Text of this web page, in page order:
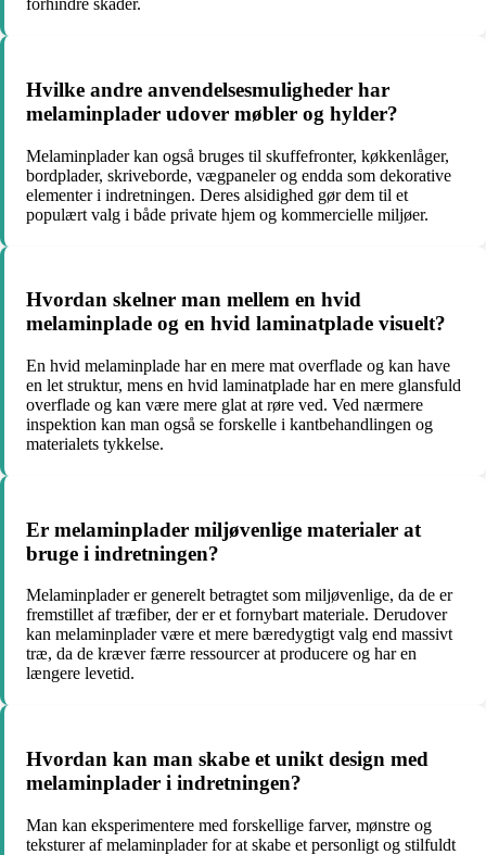
forhindre skader.
Hvilke andre anvendelsesmuligheder har
melaminplader udover møbler og hylder?
Melaminplader kan også bruges til skuffefronter, køkkenlåger,
bordplader, skriveborde, vægpaneler og endda som dekorative
elementer i indretningen. Deres alsidighed gør dem til et
populært valg i både private hjem og kommercielle miljøer.
Hvordan skelner man mellem en hvid
melaminplade og en hvid laminatplade visuelt?
En hvid melaminplade har en mere mat overflade og kan have
en let struktur, mens en hvid laminatplade har en mere glansfuld
overflade og kan være mere glat at røre ved. Ved nærmere
inspektion kan man også se forskelle i kantbehandlingen og
materialets tykkelse.
Er melaminplader miljøvenlige materialer at
bruge i indretningen?
Melaminplader er generelt betragtet som miljøvenlige, da de er
fremstillet af træfiber, der er et fornybart materiale. Derudover
kan melaminplader være et mere bæredygtigt valg end massivt
træ, da de kræver færre ressourcer at producere og har en
længere levetid.
Hvordan kan man skabe et unikt design med
melaminplader i indretningen?
Man kan eksperimentere med forskellige farver, mønstre og
teksturer af melaminplader for at skabe et personligt og stilfuldt